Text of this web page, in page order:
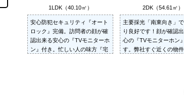
1LDK（40.10㎡）
安心防犯セキュリティ『オート
ロック』完備。訪問者の顔が確
認出来る安心の『TVモニターホ
ン』付き。忙しい人の味方『宅
2DK（54.61㎡）
主要採光「南東向き」
り良好です！顔が確認
心の『TVモニターホン
す。弊社すぐ近くの物件